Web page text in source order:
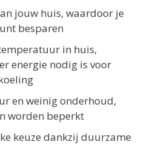
jouw huis, waardoor je
besparen
in huis,
energie nodig is voor
en weinig onderhoud,
worden beperkt
keuze dankzij duurzame